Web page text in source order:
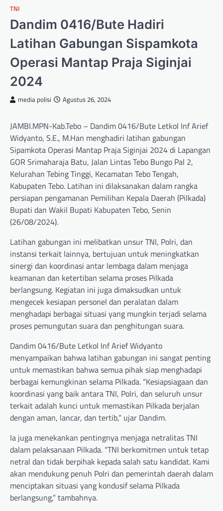
TNI
Dandim 0416/Bute Hadiri
Latihan Gabungan Sispamkota
Operasi Mantap Praja Siginjai
2024
media polisi Agustus 26, 2024
JAMBI.MPN-Kab.Tebo – Dandim 0416/Bute Letkol Inf Arief
Widyanto, S.E., M.Han menghadiri latihan gabungan
Sipamkota Operasi Mantap Praja Siginjai 2024 di Lapangan
GOR Srimaharaja Batu, Jalan Lintas Tebo Bungo Pal 2,
Kelurahan Tebing Tinggi, Kecamatan Tebo Tengah,
Kabupaten Tebo. Latihan ini dilaksanakan dalam rangka
persiapan pengamanan Pemilihan Kepala Daerah (Pilkada)
Bupati dan Wakil Bupati Kabupaten Tebo, Senin
(26/08/2024).
Latihan gabungan ini melibatkan unsur TNI, Polri, dan
instansi terkait lainnya, bertujuan untuk meningkatkan
sinergi dan koordinasi antar lembaga dalam menjaga
keamanan dan ketertiban selama proses Pilkada
berlangsung. Kegiatan ini juga dimaksudkan untuk
mengecek kesiapan personel dan peralatan dalam
menghadapi berbagai situasi yang mungkin terjadi selama
proses pemungutan suara dan penghitungan suara.
Dandim 0416/Bute Letkol Inf Arief Widyanto
menyampaikan bahwa latihan gabungan ini sangat penting
untuk memastikan bahwa semua pihak siap menghadapi
berbagai kemungkinan selama Pilkada. “Kesiapsiagaan dan
koordinasi yang baik antara TNI, Polri, dan seluruh unsur
terkait adalah kunci untuk memastikan Pilkada berjalan
dengan aman, lancar, dan tertib,” ujar Dandim.
Ia juga menekankan pentingnya menjaga netralitas TNI
dalam pelaksanaan Pilkada. “TNI berkomitmen untuk tetap
netral dan tidak berpihak kepada salah satu kandidat. Kami
akan mendukung penuh Polri dan pemerintah daerah dalam
menciptakan situasi yang kondusif selama Pilkada
berlangsung,” tambahnya.